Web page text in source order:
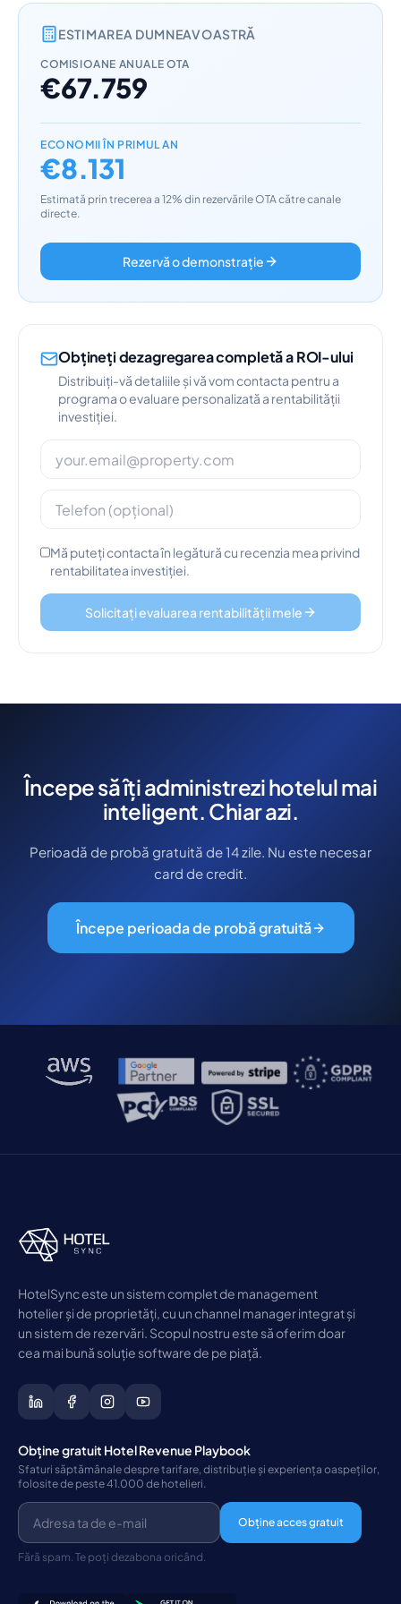
ESTIMAREA DUMNEAVOASTRĂ
COMISIOANE ANUALE OTA
€67.759
ECONOMII ÎN PRIMUL AN
€8.131
Estimată prin trecerea a 12% din rezervările OTA către canale
directe.
Rezervă o demonstrație
Obțineți dezagregarea completă a ROI-ului
Distribuiți-vă detaliile și vă vom contacta pentru a
programa o evaluare personalizată a rentabilității
investiției.
Mă puteți contacta în legătură cu recenzia mea privind
rentabilitatea investiției.
Solicitați evaluarea rentabilității mele
Începe să îți administrezi hotelul mai
inteligent. Chiar azi.
Perioadă de probă gratuită de 14 zile. Nu este necesar
card de credit.
Începe perioada de probă gratuită
HotelSync este un sistem complet de management
hotelier și de proprietăți, cu un channel manager integrat și
un sistem de rezervări. Scopul nostru este să oferim doar
cea mai bună soluție software de pe piață.
Obține gratuit Hotel Revenue Playbook
Sfaturi săptămânale despre tarifare, distribuție și experiența oaspeților,
folosite de peste 41.000 de hotelieri.
Obține acces gratuit
Fără spam. Te poți dezabona oricând.